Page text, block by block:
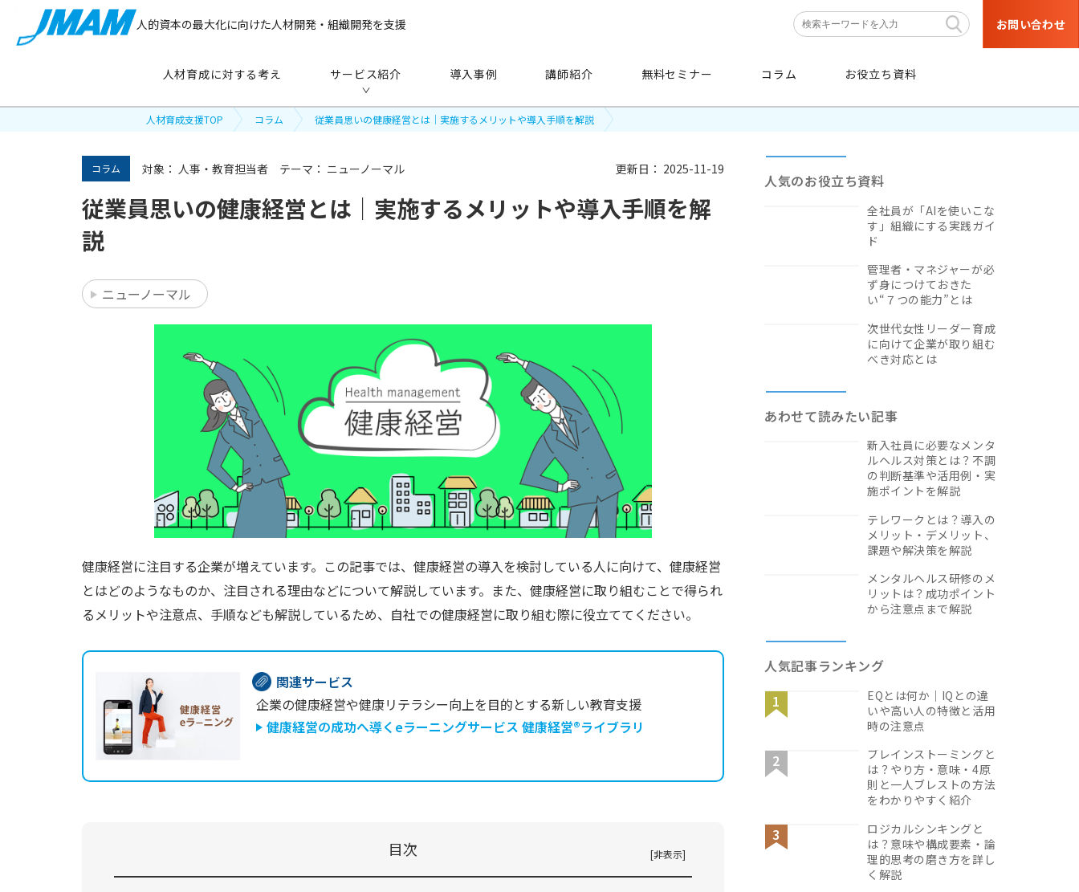
人的資本の最大化に向けた人材開発・組織開発を支援 お問い合わせ
人材育成に対する考え サービス紹介
サービス紹介
主要テーマ
管理職育成
リーダーシップ開発
eラーニング
通信教育
書籍・著者講演
コンサルティング
資格試験・検定試験
階層・職種などの育成対象者や
目的・研修テーマなどの条件から
条件から探す
導入事例 講師紹介 無料セミナー コラム お役立ち資料
人材育成支援TOP コラム 従業員思いの健康経営とは｜実施するメリットや導入手順を解説
コラム 対象： 人事・教育担当者 テーマ： ニューノーマル 更新日： 2025-11-19
従業員思いの健康経営とは｜実施するメリットや導入手順を解
説
ニューノーマル
健康経営に注目する企業が増えています。この記事では、健康経営の導入を検討している人に向けて、健康経営
とはどのようなものか、注目される理由などについて解説しています。また、健康経営に取り組むことで得られ
るメリットや注意点、手順なども解説しているため、自社での健康経営に取り組む際に役立ててください。
関連サービス
企業の健康経営や健康リテラシー向上を目的とする新しい教育支援
健康経営の成功へ導くeラーニングサービス 健康経営®ライブラリ
目次
人気のお役立ち資料
全社員が「AIを使いこな
す」組織にする実践ガイ
ド
管理者・マネジャーが必
ず身につけておきた
い“７つの能力”とは
次世代女性リーダー育成
に向けて企業が取り組む
べき対応とは
あわせて読みたい記事
新入社員に必要なメンタ
ルヘルス対策とは？不調
の判断基準や活用例・実
施ポイントを解説
テレワークとは？導入の
メリット・デメリット、
課題や解決策を解説
メンタルヘルス研修のメ
リットは？成功ポイント
から注意点まで解説
人気記事ランキング
EQとは何か｜IQとの違
いや高い人の特徴と活用
時の注意点
ブレインストーミングと
は？やり方・意味・4原
則と一人ブレストの方法
をわかりやすく紹介
ロジカルシンキングと
は？意味や構成要素・論
理的思考の磨き方を詳し
く解説